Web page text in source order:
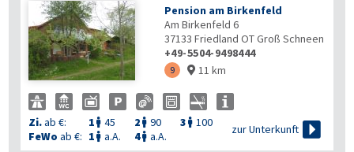
Pension am Birkenfeld
Am Birkenfeld 6
37133 Friedland OT Groß Schneen
+49-5504-9498444
9  11 km
Zi.ab €: 1  45 2  90 3  100
FeWo ab €: 1  a.A. 4 a.A.
zur Unterkunft 